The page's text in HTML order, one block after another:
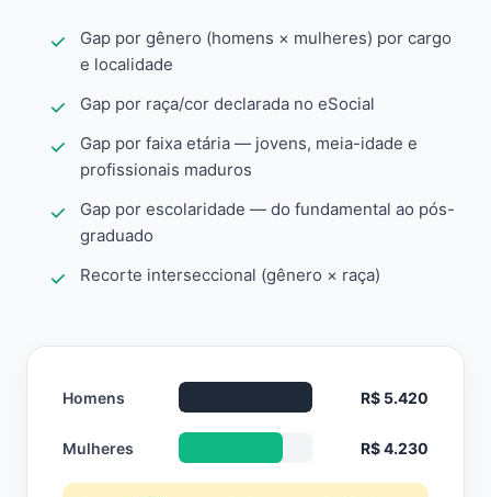
Gap por gênero (homens × mulheres) por cargo
e localidade
Gap por raça/cor declarada no eSocial
Gap por faixa etária — jovens, meia-idade e
profissionais maduros
Gap por escolaridade — do fundamental ao pós-
graduado
Recorte interseccional (gênero × raça)
Homens R$ 5.420
Mulheres R$ 4.230